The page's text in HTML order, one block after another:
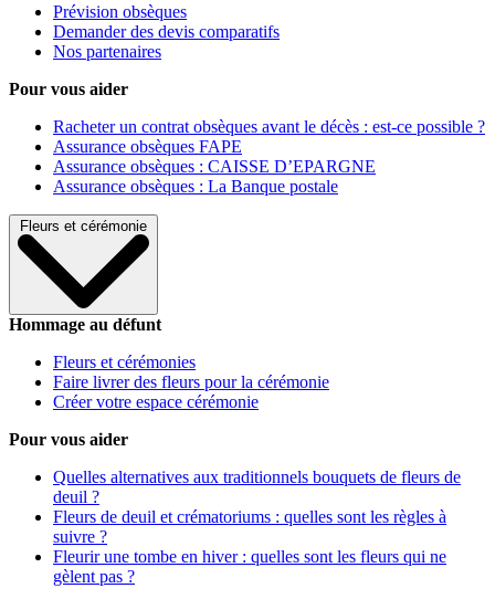
Prévision obsèques
Demander des devis comparatifs
Nos partenaires
Pour vous aider
Racheter un contrat obsèques avant le décès : est-ce possible ?
Assurance obsèques FAPE
Assurance obsèques : CAISSE D’EPARGNE
Assurance obsèques : La Banque postale
Fleurs et cérémonie
Hommage au défunt
Fleurs et cérémonies
Faire livrer des fleurs pour la cérémonie
Créer votre espace cérémonie
Pour vous aider
Quelles alternatives aux traditionnels bouquets de fleurs de
deuil ?
Fleurs de deuil et crématoriums : quelles sont les règles à
suivre ?
Fleurir une tombe en hiver : quelles sont les fleurs qui ne
gèlent pas ?